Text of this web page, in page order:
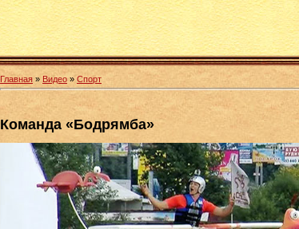
Главная » Видео» Спорт
Команда «Бодрямба»